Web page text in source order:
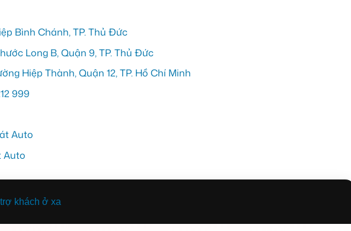
Bình Chánh, TP. Thủ Đức
Long B, Quận 9, TP. Thủ Đức
Hiệp Thành, Quận 12, TP. Hồ Chí Minh
999
Auto
Auto